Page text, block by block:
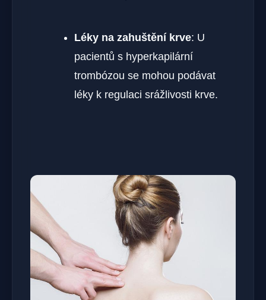
Léky na zahuštění krve: U
pacientů s hyperkapilární
trombózou se mohou podávat
léky k regulaci srážlivosti krve.